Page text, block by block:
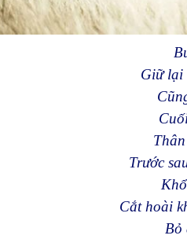
Giữ lại
Trước
Cắt hoài
Bỏ